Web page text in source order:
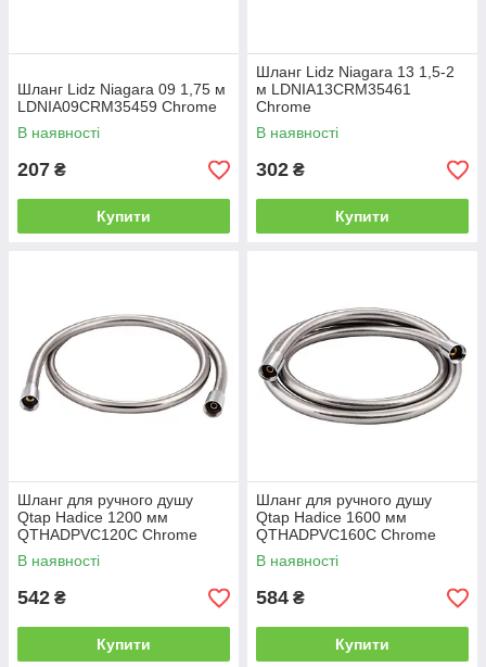
Шланг Lidz Niagara 09 1,75 м
LDNIA09CRM35459 Chrome
В наявності
207 ₴
Купити
Шланг Lidz Niagara 13 1,5-2
м LDNIA13CRM35461
Chrome
В наявності
302 ₴
Купити
Шланг для ручного душу
Qtap Hadice 1200 мм
QTHADPVC120C Chrome
В наявності
542 ₴
Купити
Шланг для ручного душу
Qtap Hadice 1600 мм
QTHADPVC160C Chrome
В наявності
584 ₴
Купити